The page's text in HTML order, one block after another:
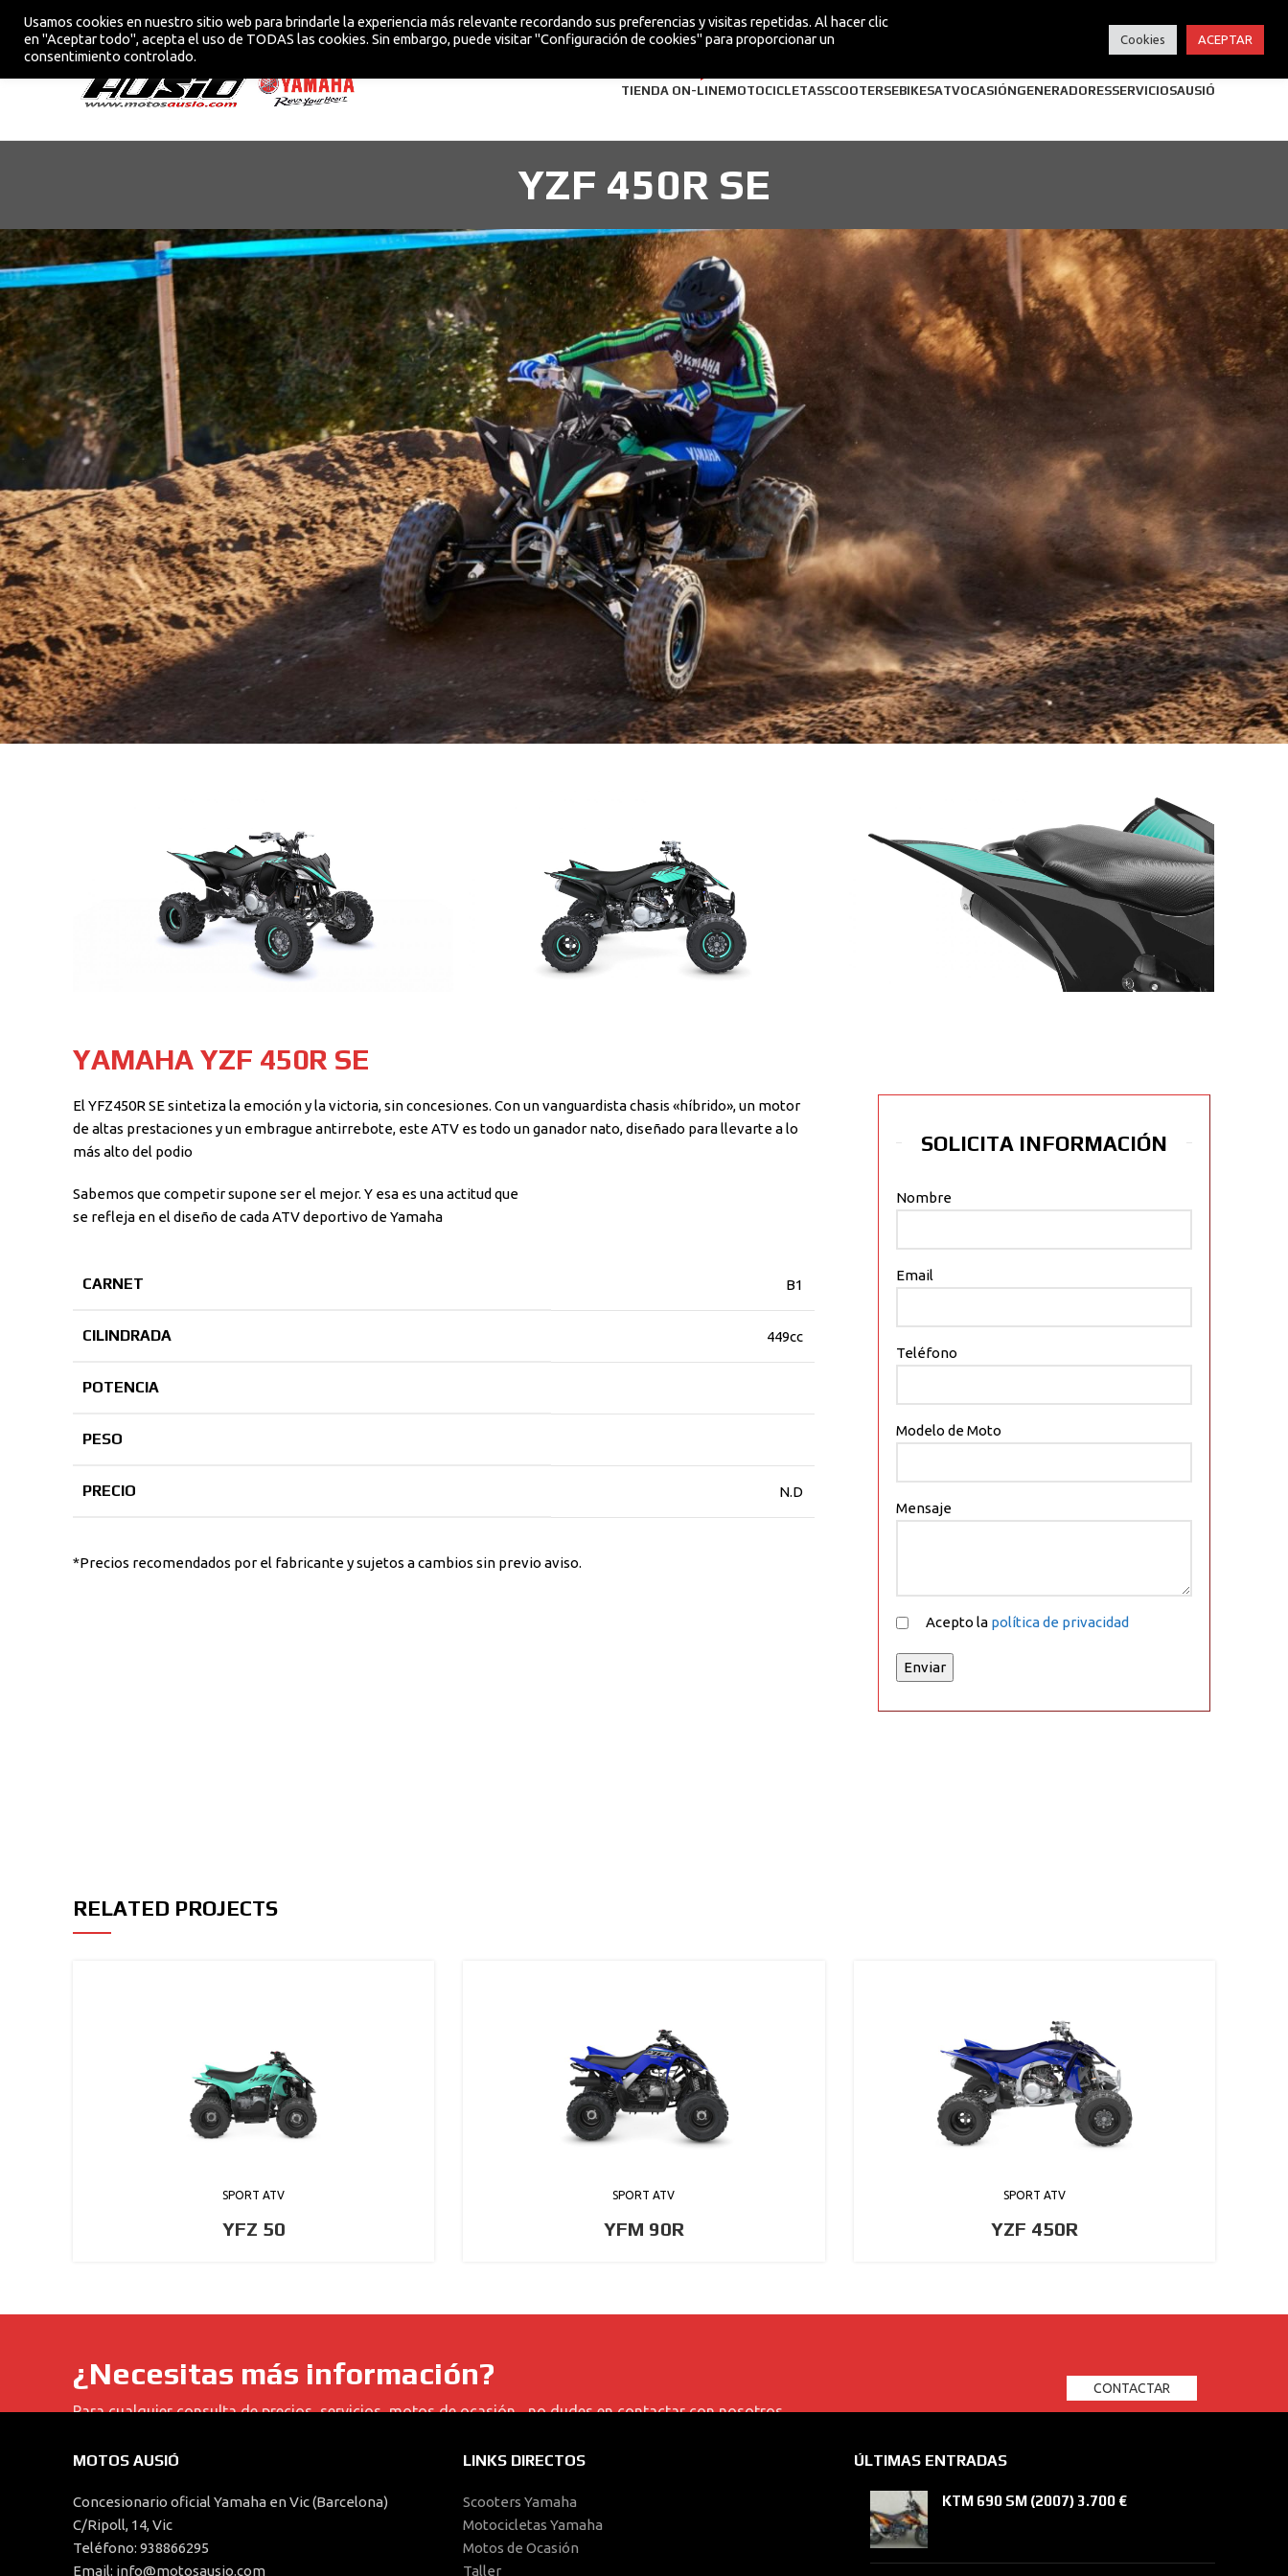
CONCESIONARIO OFICIAL YAMAHA EN VIC
TIENDA ON-LINEMOTOCICLETASSCOOTERSEBIKESATVOCASIÓNGENERADORESSERVICIOSAUSIÓ
YZF 450R SE
YAMAHA YZF 450R SE
El YFZ450R SE sintetiza la emoción y la victoria, sin concesiones. Con un vanguardista chasis «híbrido», un motor
de altas prestaciones y un embrague antirrebote, este ATV es todo un ganador nato, diseñado para llevarte a lo
más alto del podio
Sabemos que competir supone ser el mejor. Y esa es una actitud que
se refleja en el diseño de cada ATV deportivo de Yamaha
CARNET B1
CILINDRADA 449cc
POTENCIA
PESO
PRECIO N.D
*Precios recomendados por el fabricante y sujetos a cambios sin previo aviso.
SOLICITA INFORMACIÓN
Nombre
Email
Teléfono
Modelo de Moto
Mensaje
Acepto la política de privacidad
RELATED PROJECTS
SPORT ATV
YFZ 50
SPORT ATV
YFM 90R
SPORT ATV
YZF 450R
¿Necesitas más información?
Para cualquier consulta de precios, servicios, motos de ocasión... no dudes en contactar con nosotros.
CONTACTAR
MOTOS AUSIÓ
Concesionario oficial Yamaha en Vic (Barcelona)
C/Ripoll, 14, Vic
Teléfono: 938866295
Email: info@motosausio.com
LINKS DIRECTOS
Scooters Yamaha
Motocicletas Yamaha
Motos de Ocasión
Taller
ÚLTIMAS ENTRADAS
KTM 690 SM (2007) 3.700 €
Usamos cookies en nuestro sitio web para brindarle la experiencia más relevante recordando sus preferencias y visitas repetidas. Al hacer clic
en "Aceptar todo", acepta el uso de TODAS las cookies. Sin embargo, puede visitar "Configuración de cookies" para proporcionar un
consentimiento controlado.
Cookies ACEPTAR